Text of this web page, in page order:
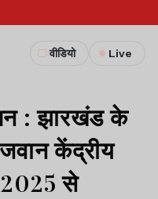
वीडियो Live
: झारखंड के
केंद्रीय
2025 से